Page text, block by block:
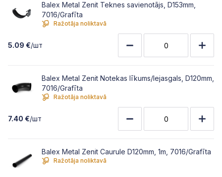
Balex Metal Zenit Teknes savienotājs, D153mm,
7016/Grafīta
Ražotāja noliktavā
5.09 €/шт
Balex Metal Zenit Notekas līkums/lejasgals, D120mm,
7016/Grafīta
Ražotāja noliktavā
7.40 €/шт
Balex Metal Zenit Caurule D120mm, 1m, 7016/Grafīta
Ražotāja noliktavā